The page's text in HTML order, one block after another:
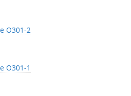
O301-2
O301-1